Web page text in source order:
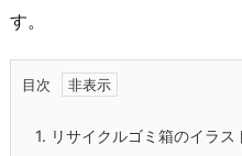
す。
目次
1. リサイクルゴミ箱のイラス